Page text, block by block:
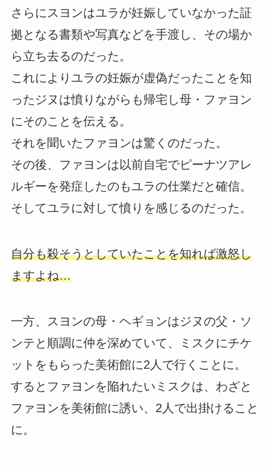
さらにスヨンはユラが妊娠していなかった証
拠となる書類や写真などを手渡し、その場か
ら立ち去るのだった。
これによりユラの妊娠が虚偽だったことを知
ったジヌは憤りながらも帰宅し母・ファヨン
にそのことを伝える。
それを聞いたファヨンは驚くのだった。
その後、ファヨンは以前自宅でピーナツアレ
ルギーを発症したのもユラの仕業だと確信。
そしてユラに対して憤りを感じるのだった。
自分も殺そうとしていたことを知れば激怒し
ますよね…
一方、スヨンの母・ヘギョンはジヌの父・ソ
ンテと順調に仲を深めていて、ミスクにチケ
ットをもらった美術館に2人で行くことに。
するとファヨンを陥れたいミスクは、わざと
ファヨンを美術館に誘い、2人で出掛けること
に。